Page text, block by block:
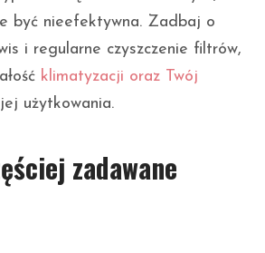
być nieefektywna. Zadbaj o
i regularne czyszczenie filtrów,
klimatyzacji oraz Twój
jej użytkowania.
zadawane